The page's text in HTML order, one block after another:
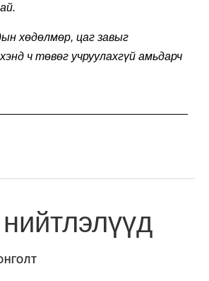
хөдөлмөр, цаг завыг
ч төвөг учруулахгүй амьдарч